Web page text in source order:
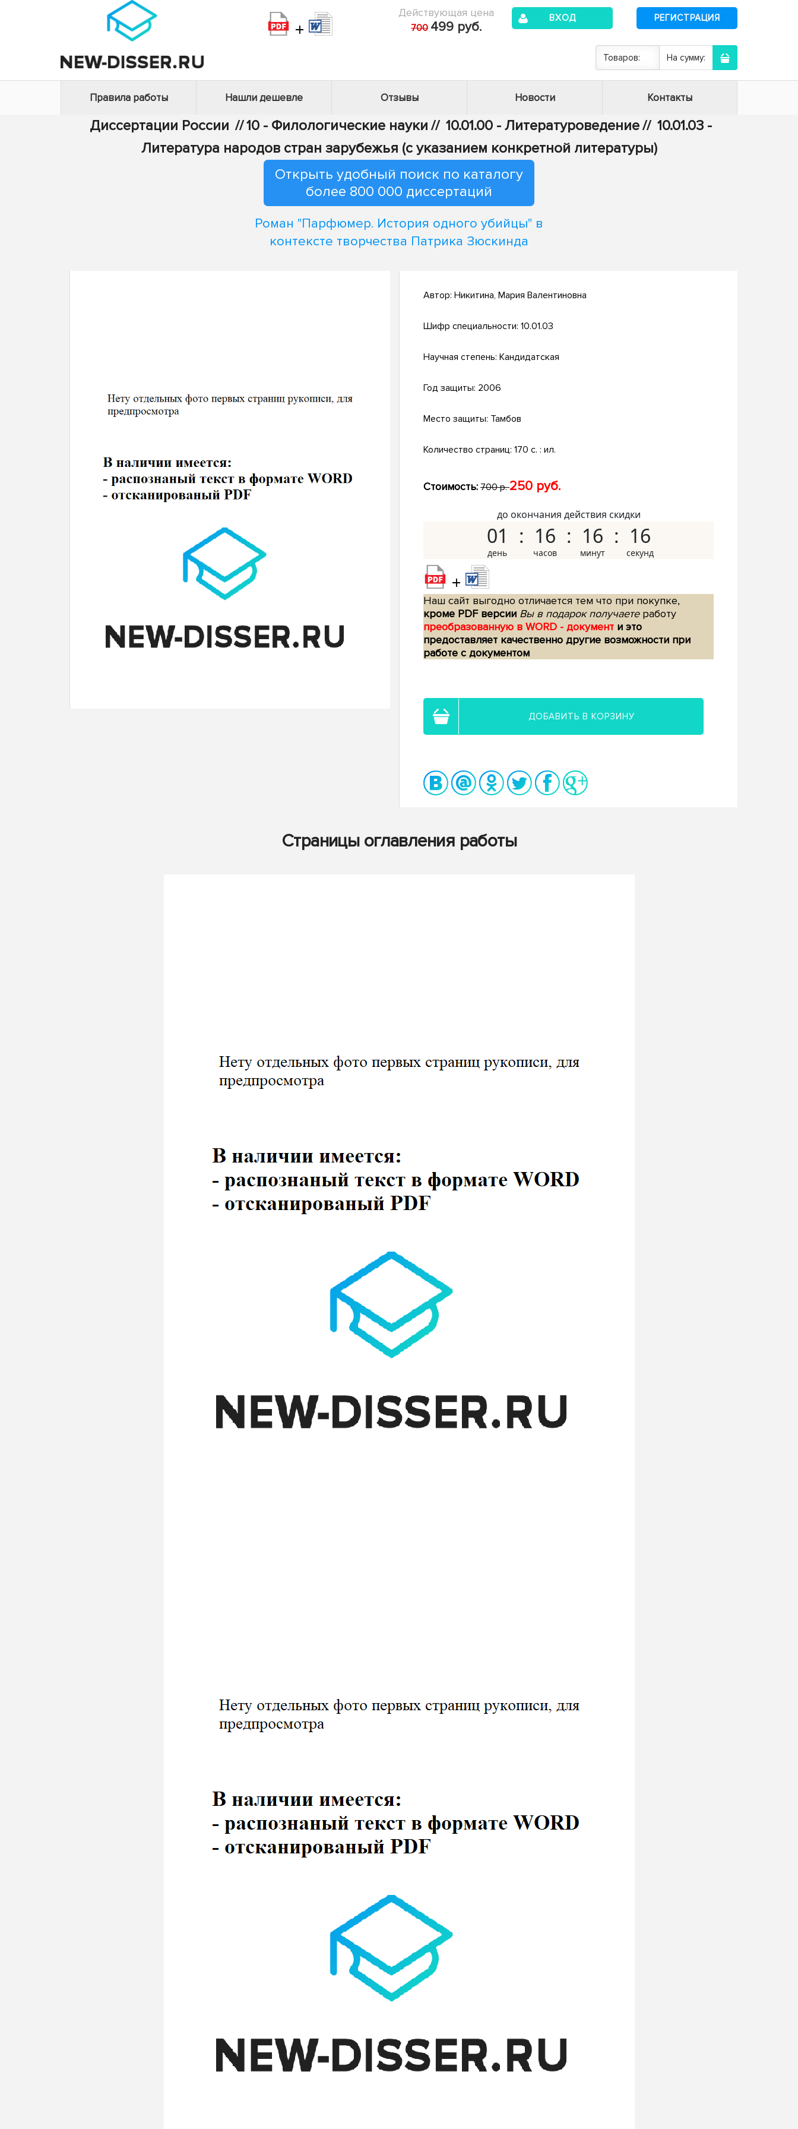
+
Действующая цена
700 499 руб.
ВХОД РЕГИСТРАЦИЯ
Товаров: На сумму:
Правила работы Нашли дешевле Отзывы Новости Контакты
Диссертации России //10 - Филологические науки // 10.01.00 - Литературоведение// 10.01.03 -
Литература народов стран зарубежья (с указанием конкретной литературы)
Открыть удобный поиск по каталогу
более 800 000 диссертаций
Роман "Парфюмер. История одного убийцы" в
контексте творчества Патрика Зюскинда
Автор: Никитина, Мария Валентиновна
Шифр специальности: 10.01.03
Научная степень: Кандидатская
Год защиты: 2006
Место защиты: Тамбов
Количество страниц: 170 с. : ил.
Стоимость: 700 р.250 руб.
до окончания действия скидки
01 16 16 15
+
Наш сайт выгодно отличается тем что при покупке,
кроме PDF версии Вы в подарок получаетеработу
преобразованную в WORD - документ и это
предоставляет качественно другие возможности при
работе с документом
ДОБАВИТЬ В КОРЗИНУ
Страницы оглавления работы